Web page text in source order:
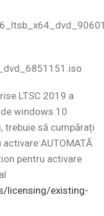
LTSC 2019 a
de windows 10
trebuie să cumpărați
AUTOMATĂ
pentru activare
licensing/existing-